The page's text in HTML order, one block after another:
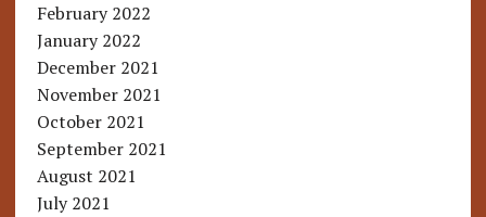
February 2022
January 2022
December 2021
November 2021
October 2021
September 2021
August 2021
July 2021